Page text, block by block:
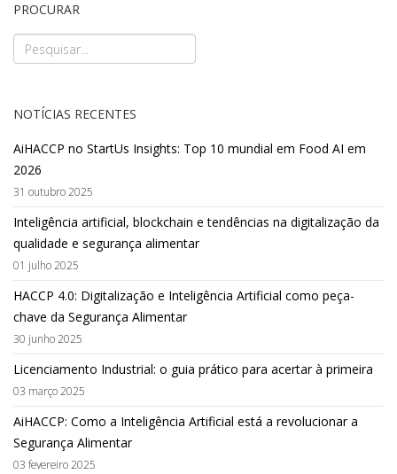
PROCURAR
NOTÍCIAS RECENTES
AiHACCP no StartUs Insights: Top 10 mundial em Food AI em
2026
31 outubro 2025
Inteligência artificial, blockchain e tendências na digitalização da
qualidade e segurança alimentar
01 julho 2025
HACCP 4.0: Digitalização e Inteligência Artificial como peça-
chave da Segurança Alimentar
30 junho 2025
Licenciamento Industrial: o guia prático para acertar à primeira
03 março 2025
AiHACCP: Como a Inteligência Artificial está a revolucionar a
Segurança Alimentar
03 fevereiro 2025